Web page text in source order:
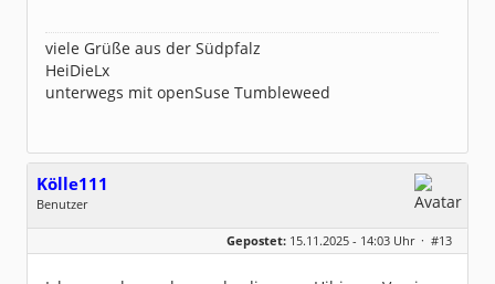
viele Grüße aus der Südpfalz
HeiDieLx
unterwegs mit openSuse Tumbleweed
Kölle111
Benutzer
Geschlecht:
keine Angabe
Dabei seit:
11 / 2025
Gepostet: 15.11.2025 - 14:03 Uhr · #13